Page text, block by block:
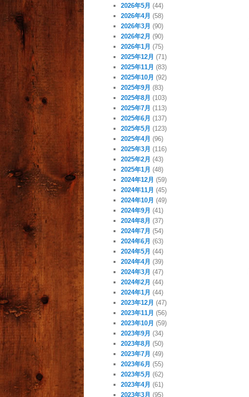
2026年5月 (44)
2026年4月 (58)
2026年3月 (90)
2026年2月 (90)
2026年1月 (75)
2025年12月 (71)
2025年11月 (83)
2025年10月 (92)
2025年9月 (83)
2025年8月 (103)
2025年7月 (113)
2025年6月 (137)
2025年5月 (123)
2025年4月 (96)
2025年3月 (116)
2025年2月 (43)
2025年1月 (48)
2024年12月 (59)
2024年11月 (45)
2024年10月 (49)
2024年9月 (41)
2024年8月 (37)
2024年7月 (54)
2024年6月 (63)
2024年5月 (44)
2024年4月 (39)
2024年3月 (47)
2024年2月 (44)
2024年1月 (44)
2023年12月 (47)
2023年11月 (56)
2023年10月 (59)
2023年9月 (34)
2023年8月 (50)
2023年7月 (49)
2023年6月 (55)
2023年5月 (62)
2023年4月 (61)
2023年3月 (95)